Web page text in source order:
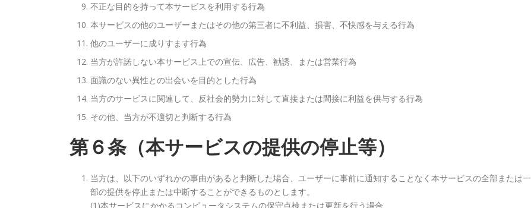
不正な目的を持って本サービスを利用する行為
本サービスの他のユーザーまたはその他の第三者に不利益、損害、不快感を与える行為
他のユーザーに成りすます行為
当方が許諾しない本サービス上での宣伝、広告、勧誘、または営業行為
面識のない異性との出会いを目的とした行為
当方のサービスに関連して、反社会的勢力に対して直接または間接に利益を供与する行為
その他、当方が不適切と判断する行為
第６条（本サービスの提供の停止等）
当方は、以下のいずれかの事由があると判断した場合、ユーザーに事前に通知することなく本サービスの全部または一
部の提供を停止または中断することができるものとします。
(1)本サービスにかかるコンピュータシステムの保守点検または更新を行う場合